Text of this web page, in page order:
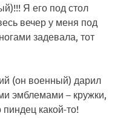
Я его под стол
вечер у меня под
задевала, тот
(он военный) дарил
эмблемами – кружки,
какой-то!